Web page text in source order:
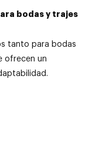
bodas y trajes
tanto para bodas
ofrecen un